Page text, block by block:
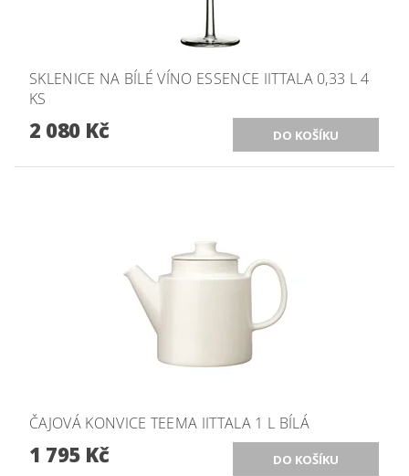
SKLENICE NA BÍLÉ VÍNO ESSENCE IITTALA 0,33 L 4
KS
2 080 Kč
ČAJOVÁ KONVICE TEEMA IITTALA 1 L BÍLÁ
1 795 Kč